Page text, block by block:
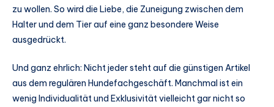
zu wollen. So wird die Liebe, die Zuneigung zwischen dem
Halter und dem Tier auf eine ganz besondere Weise
ausgedrückt.
Und ganz ehrlich: Nicht jeder steht auf die günstigen Artikel
aus dem regulären Hundefachgeschäft. Manchmal ist ein
wenig Individualität und Exklusivität vielleicht gar nicht so